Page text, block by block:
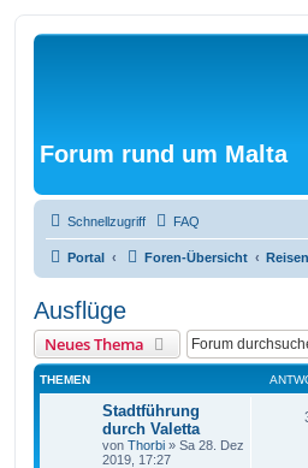
Forum rund um Malta
Schnellzugriff FAQ
Portal Foren-Übersicht
Ausflüge
Neues Thema
THEMEN
Stadtführung
durch Valetta
von Thorbi » Sa 28. Dez
2019, 17:27